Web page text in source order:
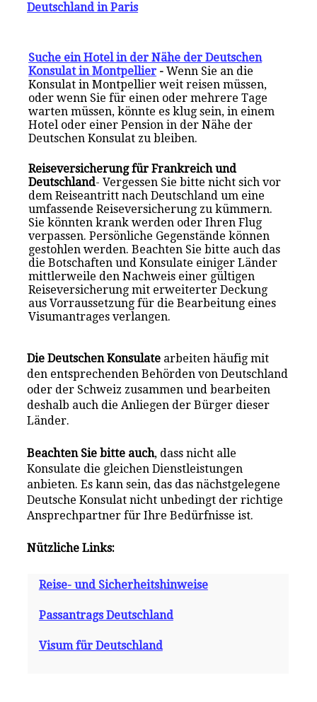
Deutschland in Paris
Suche ein Hotel in der Nähe der Deutschen
Konsulat in Montpellier -Wenn Sie an die
Konsulat in Montpellier weit reisen müssen,
oder wenn Sie für einen oder mehrere Tage
warten müssen, könnte es klug sein, in einem
Hotel oder einer Pension in der Nähe der
Deutschen Konsulat zu bleiben.
Reiseversicherung für Frankreich und
Deutschland- Vergessen Sie bitte nicht sich vor
dem Reiseantritt nach Deutschland um eine
umfassende Reiseversicherung zu kümmern.
Sie könnten krank werden oder Ihren Flug
verpassen. Persönliche Gegenstände können
gestohlen werden. Beachten Sie bitte auch das
die Botschaften und Konsulate einiger Länder
mittlerweile den Nachweis einer gültigen
Reiseversicherung mit erweiterter Deckung
aus Vorraussetzung für die Bearbeitung eines
Visumantrages verlangen.
Die Deutschen Konsulate arbeiten häufig mit
den entsprechenden Behörden von Deutschland
oder der Schweiz zusammen und bearbeiten
deshalb auch die Anliegen der Bürger dieser
Länder.
Beachten Sie bitte auch, dass nicht alle
Konsulate die gleichen Dienstleistungen
anbieten. Es kann sein, das das nächstgelegene
Deutsche Konsulat nicht unbedingt der richtige
Ansprechpartner für Ihre Bedürfnisse ist.
Nützliche Links:
Reise- und Sicherheitshinweise
Passantrags Deutschland
Visum für Deutschland